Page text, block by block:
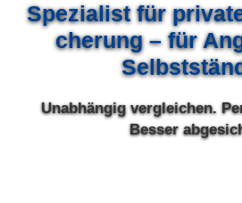
Spezialist für
che­rung – für
Unabhängig ver­gleichen.
Besser